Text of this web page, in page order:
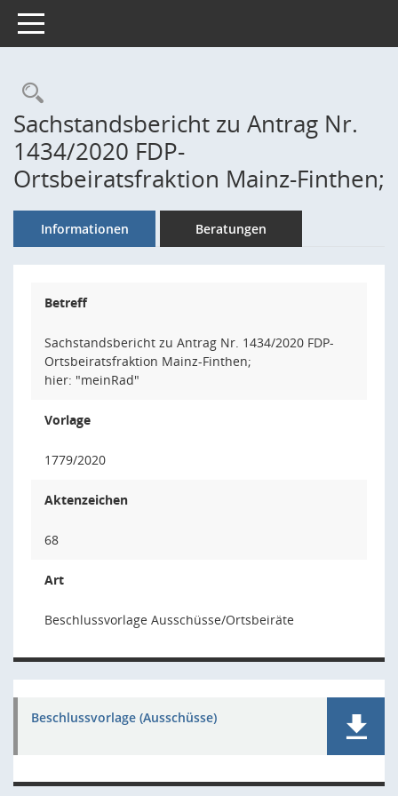
Toggle navigation
Rechercheauswahl
Sachstandsbericht zu Antrag Nr.
1434/2020 FDP-
Ortsbeiratsfraktion Mainz-Finthen;
Informationen Beratungen
Betreff
Sachstandsbericht zu Antrag Nr. 1434/2020 FDP-
Ortsbeiratsfraktion Mainz-Finthen;
hier: "meinRad"
Vorlage
1779/2020
Aktenzeichen
68
Art
Beschlussvorlage Ausschüsse/Ortsbeiräte
Beschlussvorlage (Ausschüsse)